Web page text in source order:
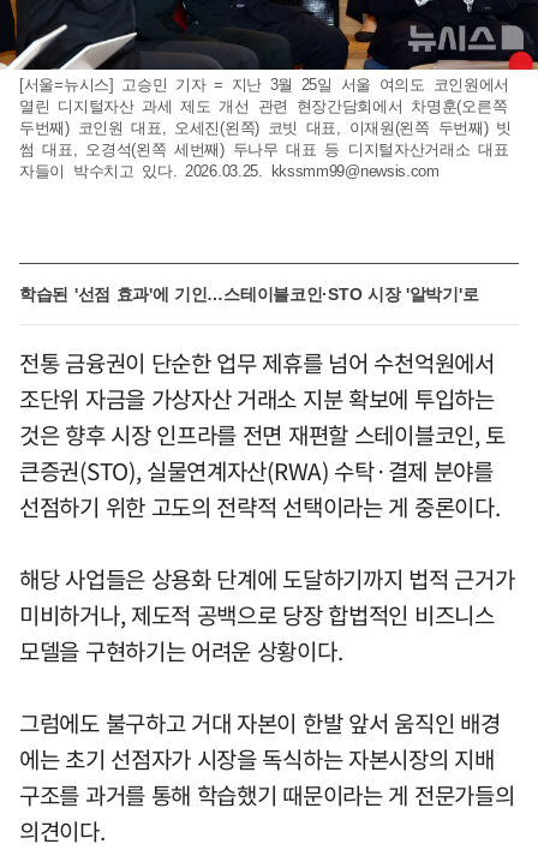
[서울=뉴시스] 고승민 기자 = 지난 3월 25일 서울 여의도 코인원에서
열린 디지털자산 과세 제도 개선 관련 현장간담회에서 차명훈(오른쪽
두번째) 코인원 대표, 오세진(왼쪽) 코빗 대표, 이재원(왼쪽 두번째) 빗
썸 대표, 오경석(왼쪽 세번째) 두나무 대표 등 디지털자산거래소 대표
자들이 박수치고 있다. 2026.03.25.
kkssmm99@newsis.com
학습된 '선점 효과'에 기인…스테이블코인·STO 시장 '알박기'로
전통 금융권이 단순한 업무 제휴를 넘어 수천억원에서
조단위 자금을 가상자산 거래소 지분 확보에 투입하는
것은 향후 시장 인프라를 전면 재편할 스테이블코인, 토
큰증권(STO), 실물연계자산(RWA) 수탁·결제 분야를
선점하기 위한 고도의 전략적 선택이라는 게 중론이다.
해당 사업들은 상용화 단계에 도달하기까지 법적 근거가
미비하거나, 제도적 공백으로 당장 합법적인 비즈니스
모델을 구현하기는 어려운 상황이다.
그럼에도 불구하고 거대 자본이 한발 앞서 움직인 배경
에는 초기 선점자가 시장을 독식하는 자본시장의 지배
구조를 과거를 통해 학습했기 때문이라는 게 전문가들의
의견이다.